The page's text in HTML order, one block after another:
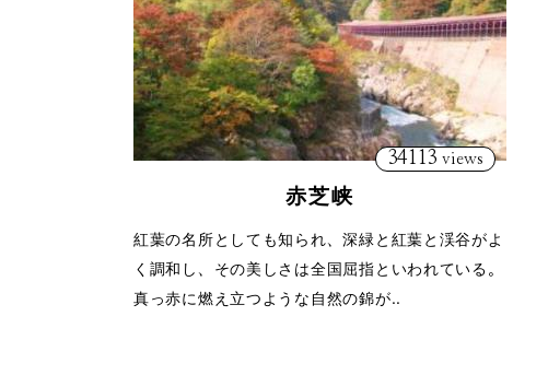
34113 views
赤芝峡
紅葉の名所としても知られ、深緑と紅葉と渓谷がよ
く調和し、その美しさは全国屈指といわれている。
真っ赤に燃え立つような自然の錦が..